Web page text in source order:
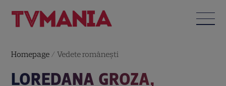
Homepage /Vedete româneşti
LOREDANA GROZA,